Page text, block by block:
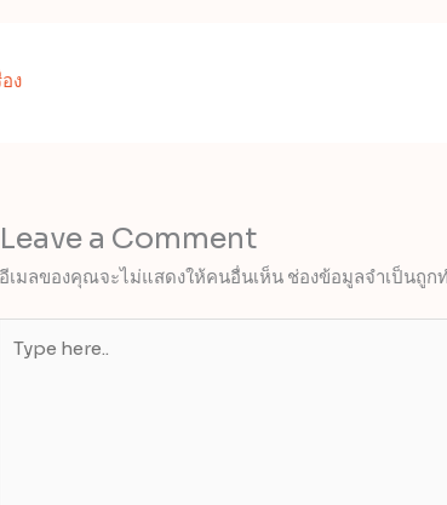
ง
Leave a Comment
อีเมลของคุณจะไม่แสดงให้คนอื่นเห็น ช่องข้อมูลจำเป็นถูก
here..